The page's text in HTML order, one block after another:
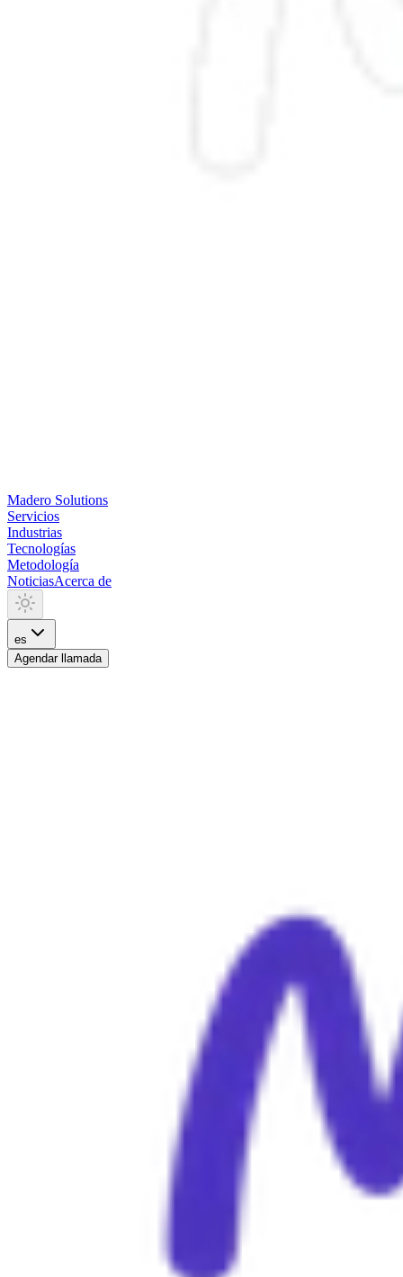
Madero Solutions
Servicios
Industrias
Tecnologías
Metodología
NoticiasAcerca de
es
Agendar llamada